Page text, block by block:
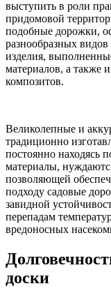
выступить в роли
придомовой
подобные дорожки,
разнообразных
изделия,
материалов, а также
композитов.
Великолепные и
традиционно
постоянно находясь
материалы,
позволяющей
подходу садовые
завидной
перепадам
вредоносных
доски